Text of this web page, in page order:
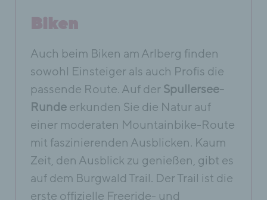
Biken
Auch beim Biken am Arlberg finden
sowohl Einsteiger als auch Profis die
passende Route. Auf der Spullersee-
Rundeerkunden Sie die Natur auf
einer moderaten Mountainbike-Route
mit faszinierenden Ausblicken. Kaum
Zeit, den Ausblick zu genießen, gibt es
auf dem Burgwald Trail. Der Trail ist die
erste offizielle Freeride- und